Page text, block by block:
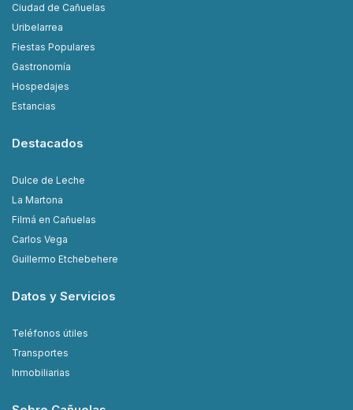
Ciudad de Cañuelas
Uribelarrea
Fiestas Populares
Gastronomía
Hospedajes
Estancias
Destacados
Dulce de Leche
La Martona
Filmá en Cañuelas
Carlos Vega
Guillermo Etchebehere
Datos y Servicios
Teléfonos útiles
Transportes
Inmobiliarias